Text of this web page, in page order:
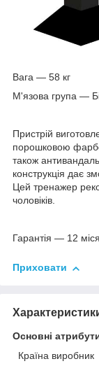
Вага — 58 кг
М'язова група —
Пристрій
порошковою
також
конструкція дає
Цей тренажер
чоловіків.
Гарантія — 12
Приховати
Основні
Країна виробник